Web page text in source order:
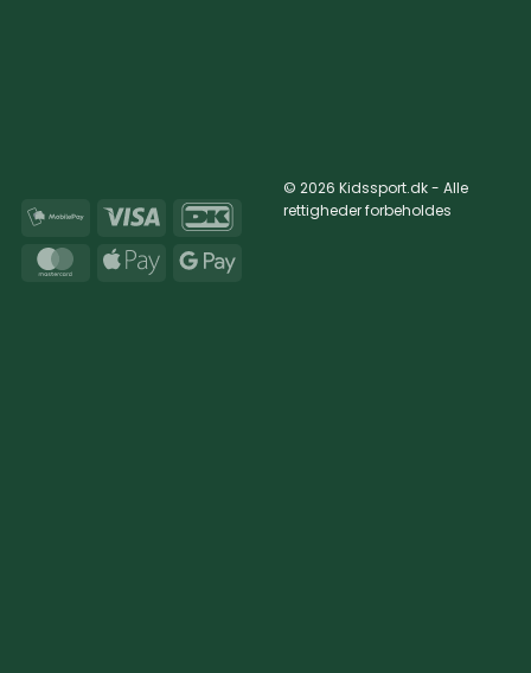
MobilePay Visa DanKort
MasterCardApple
Google
© 2026 Kidssport.dk - Alle
rettigheder forbeholdes